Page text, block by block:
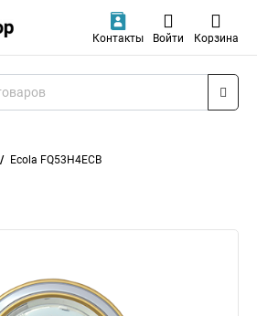
Контакты Войти Корзина
Ecola FQ53H4ECB